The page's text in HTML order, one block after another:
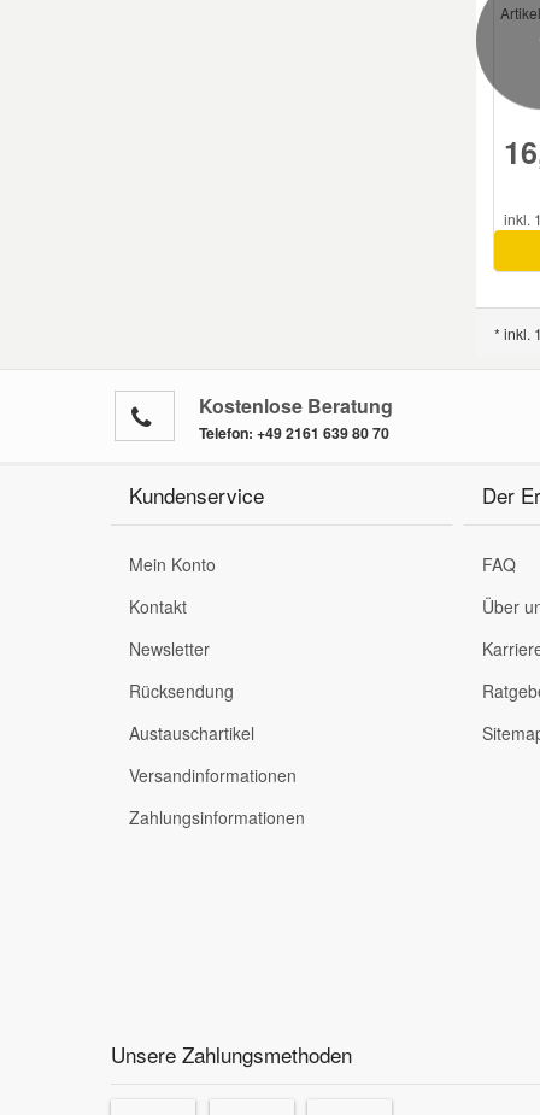
inkl.
* inkl.
Kostenlose Beratung
Telefon: +49 2161 639 80 70
Kundenservice
Mein Konto
Kontakt
Newsletter
Rücksendung
Austauschartikel
Versandinformationen
Zahlungsinformationen
Der
FAQ
Über
Unsere Zahlungsmethoden